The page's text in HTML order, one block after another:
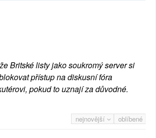
Britské listy jako soukromý server si
přístup na diskusní fóra
pokud to uznají za důvodné.
nejnovější oblíbené